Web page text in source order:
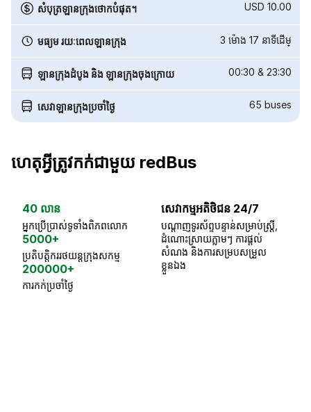
សំបុត្រឡានក្រុងថោកបំផុត។ USD 10.00
មធ្យម រយៈពេលឡានក្រុង 3 ម៉ោង 17 នាទី​ដើម្
ឡានក្រុងដំបូង និង ឡានក្រុងចុងក្រោយ 00:30 & 23:30
សេវាឡានក្រុងប្រចាំថ្ងៃ 65 buses
ហេតុអ្វីត្រូវកក់ជាមួយ redBus
40 លាន
អ្នកប្រើប្រាស់ទូទាំងពិភពលោក
5000+
ប្រតិបត្តិកររថយន្តក្រុងសកម្ម
200000+
ការកក់ប្រចាំថ្ងៃ
សេវាកម្មអតិថិជន 24/7
បណ្តាញទូរស័ព្ទបន្ទាន់សម្រាប់ស្ត្រី,
ដំណោះស្រាយភ្លាមៗ ការផ្តល់
សំណង និងការសម្របសម្រួល
ខ្លួនឯង